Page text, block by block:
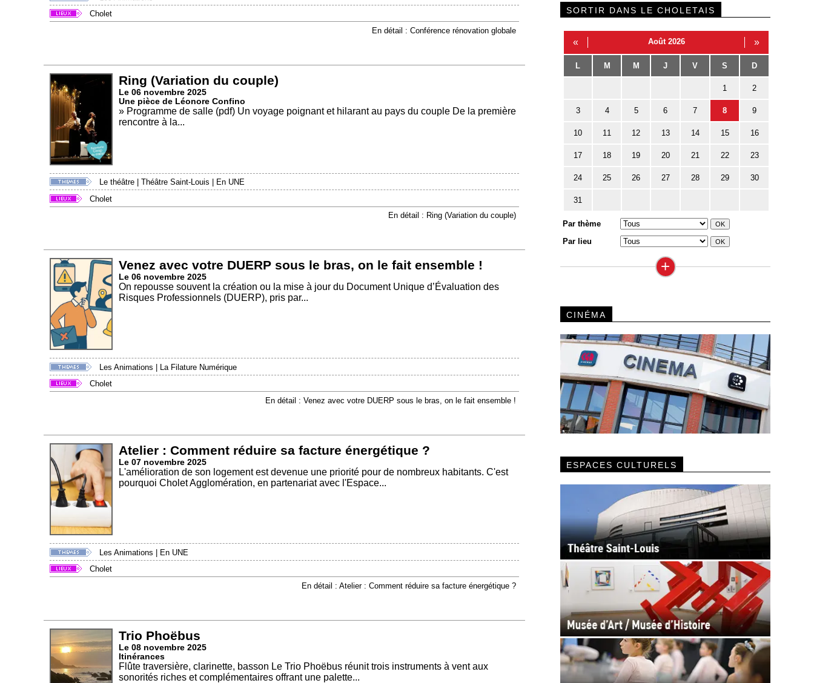
Cholet
En détail : Conférence rénovation globale
Ring (Variation du couple)
Le 06 novembre 2025
Une pièce de Léonore Confino
» Programme de salle (pdf) Un voyage poignant et hilarant au pays du couple De la première
rencontre à la...
Le théâtre Théâtre Saint-Louis
En UNE
Cholet
En détail : Ring (Variation du couple)
Venez avec votre DUERP sous le bras, on le fait ensemble !
Le 06 novembre 2025
On repousse souvent la création ou la mise à jour du Document Unique d’Évaluation des
Risques Professionnels (DUERP), pris par...
Les Animations
La Filature Numérique
Cholet
En détail : Venez avec votre DUERP sous le bras, on le fait ensemble !
Atelier : Comment réduire sa facture énergétique ?
Le 07 novembre 2025
L'amélioration de son logement est devenue une priorité pour de nombreux habitants. C'est
pourquoi Cholet Agglomération, en partenariat avec l'Espace...
Les Animations | En UNE
Cholet
En détail : Atelier : Comment réduire sa facture énergétique ?
Trio Phoëbus
Le 08 novembre 2025
Itinérances
Flûte traversière, clarinette, basson Le Trio Phoëbus réunit trois instruments à vent aux
sonorités riches et complémentaires offrant une palette...
SORTIR DANS LE CHOLETAIS
« Août 2026 »
L M M J V S D
1 2
3 4 5 6 7 8 9
10 11 12 13 14 15 16
17 18 19 20 21 22 23
24 25 26 27 28 29 30
31
Par thème
Par lieu
+
CINÉMA
ESPACES CULTURELS